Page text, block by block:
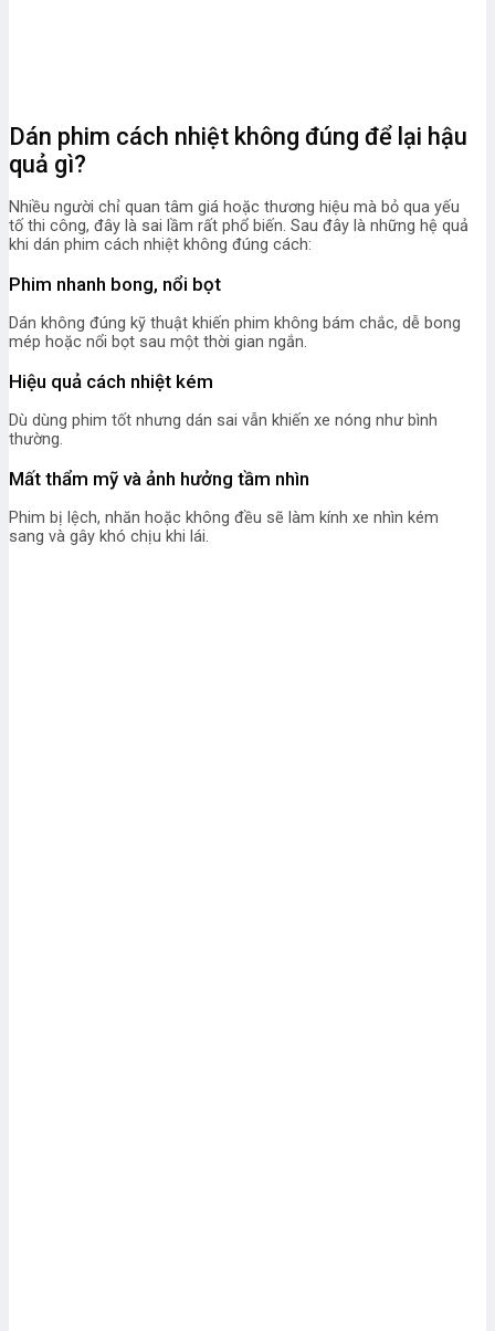
Dán phim cách nhiệt không đúng để lại hậu
quả gì?
Nhiều người chỉ quan tâm giá hoặc thương hiệu mà bỏ qua yếu
tố thi công, đây là sai lầm rất phổ biến. Sau đây là những hệ quả
khi dán phim cách nhiệt không đúng cách:
Phim nhanh bong, nổi bọt
Dán không đúng kỹ thuật khiến phim không bám chắc, dễ bong
mép hoặc nổi bọt sau một thời gian ngắn.
Hiệu quả cách nhiệt kém
Dù dùng phim tốt nhưng dán sai vẫn khiến xe nóng như bình
thường.
Mất thẩm mỹ và ảnh hưởng tầm nhìn
Phim bị lệch, nhăn hoặc không đều sẽ làm kính xe nhìn kém
sang và gây khó chịu khi lái.